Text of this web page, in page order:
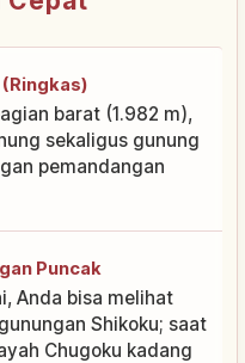
(Ringkas)
barat (1.982 m),
sekaligus gunung
pemandangan
Puncak
Anda bisa melihat
Shikoku; saat
Chugoku kadang